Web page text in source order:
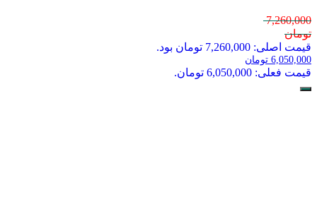
7,260,000
تومان
قیمت اصلی: 7,260,000 تومان بود.
6,050,000 تومان
قیمت فعلی: 6,050,000 تومان.